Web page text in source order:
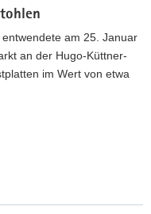
am 25. Januar
an der Hugo-Küttner-
im Wert von etwa